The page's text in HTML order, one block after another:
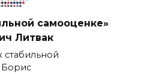
самооценке»
Литвак
стабильной
Борис